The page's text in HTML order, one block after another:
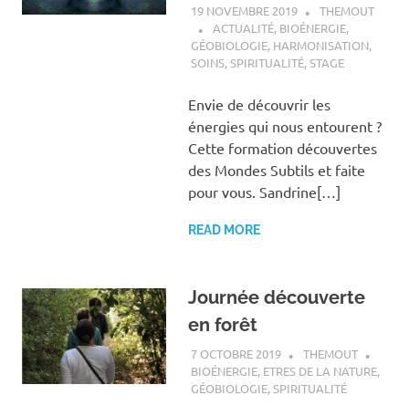
19 NOVEMBRE 2019
THEMOUT
ACTUALITÉ, BIOÉNERGIE,
GÉOBIOLOGIE, HARMONISATION,
SOINS,SPIRITUALITÉ,STAGE
Envie de découvrir les
énergies qui nous entourent ?
Cette formation découvertes
des Mondes Subtils et faite
pour vous. Sandrine[…]
READ MORE
Journée découverte
en forêt
7 OCTOBRE 2019
THEMOUT
BIOÉNERGIE, ETRES DE LA NATURE,
GÉOBIOLOGIE,SPIRITUALITÉ